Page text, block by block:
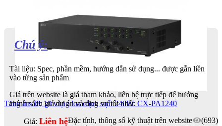
Tăng âm IP, 10 vùng loa công suất 240W: CX-PA1240
Giá: Liên hệ (693)
Chú ý:
Tài liệu: Spec, phần mềm, hướng dẫn sử dụng... được gắn liền
vào từng sản phẩm
Giá trên website là giá tham khảo, liên hệ trực tiếp để hưởng
chính sách giá dự án và dịch vụ tốt nhất
Đặc tính, thông số kỹ thuật trên website